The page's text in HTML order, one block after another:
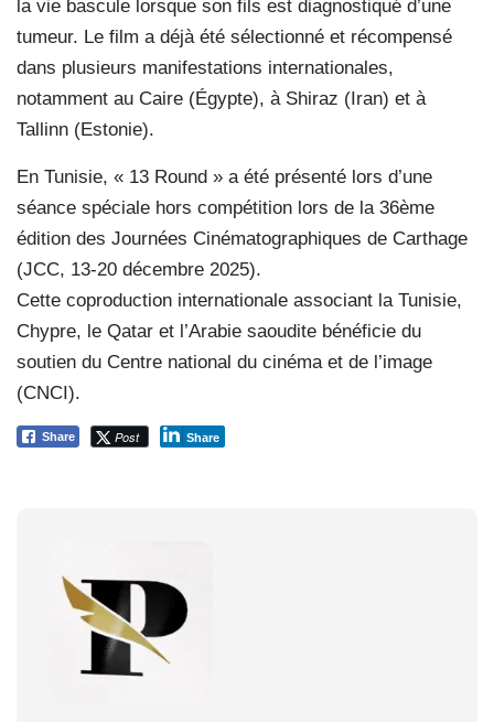
la vie bascule lorsque son fils est diagnostiqué d’une
tumeur. Le film a déjà été sélectionné et récompensé
dans plusieurs manifestations internationales,
notamment au Caire (Égypte), à Shiraz (Iran) et à
Tallinn (Estonie).
En Tunisie, « 13 Round » a été présenté lors d’une
séance spéciale hors compétition lors de la 36ème
édition des Journées Cinématographiques de Carthage
(JCC, 13-20 décembre 2025).
Cette coproduction internationale associant la Tunisie,
Chypre, le Qatar et l’Arabie saoudite bénéficie du
soutien du Centre national du cinéma et de l’image
(CNCI).
Share Post Share